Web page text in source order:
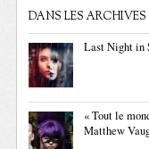
DANS LES ARCHIVES
Last Night in
« Tout le
Matthew